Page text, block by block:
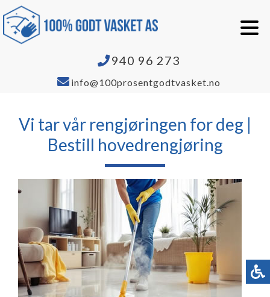
940 96 273
info@100prosentgodtvasket.no
Vi tar vår rengjøringen for deg |
Bestill hovedrengjøring